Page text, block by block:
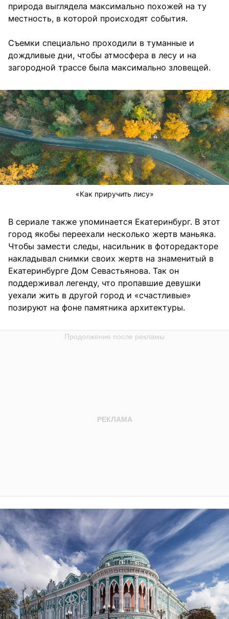
природа выглядела максимально похожей на ту
местность, в которой происходят события.
Съемки специально проходили в туманные и
дождливые дни, чтобы атмосфера в лесу и на
загородной трассе была максимально зловещей.
«Как приручить лису»
В сериале также упоминается Екатеринбург. В этот
город якобы переехали несколько жертв маньяка.
Чтобы замести следы, насильник в фоторедакторе
накладывал снимки своих жертв на знаменитый в
Екатеринбурге Дом Севастьянова. Так он
поддерживал легенду, что пропавшие девушки
уехали жить в другой город и «счастливые»
позируют на фоне памятника архитектуры.